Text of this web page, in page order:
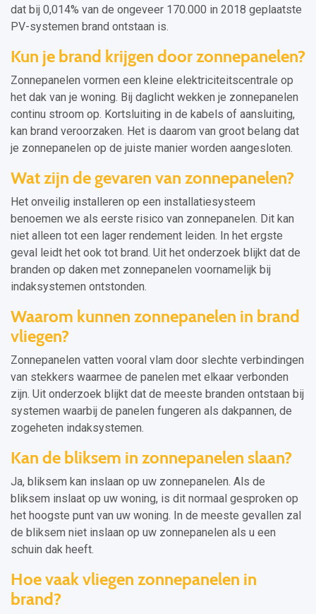
dat bij 0,014% van de ongeveer 170.000 in 2018 geplaatste
PV-systemen brand ontstaan is.
Kun je brand krijgen door zonnepanelen?
Zonnepanelen vormen een kleine elektriciteitscentrale op
het dak van je woning. Bij daglicht wekken je zonnepanelen
continu stroom op. Kortsluiting in de kabels of aansluiting,
kan brand veroorzaken. Het is daarom van groot belang dat
je zonnepanelen op de juiste manier worden aangesloten.
Wat zijn de gevaren van zonnepanelen?
Het onveilig installeren op een installatiesysteem
benoemen we als eerste risico van zonnepanelen. Dit kan
niet alleen tot een lager rendement leiden. In het ergste
geval leidt het ook tot brand. Uit het onderzoek blijkt dat de
branden op daken met zonnepanelen voornamelijk bij
indaksystemen ontstonden.
Waarom kunnen zonnepanelen in brand
vliegen?
Zonnepanelen vatten vooral vlam door slechte verbindingen
van stekkers waarmee de panelen met elkaar verbonden
zijn. Uit onderzoek blijkt dat de meeste branden ontstaan bij
systemen waarbij de panelen fungeren als dakpannen, de
zogeheten indaksystemen.
Kan de bliksem in zonnepanelen slaan?
Ja, bliksem kan inslaan op uw zonnepanelen. Als de
bliksem inslaat op uw woning, is dit normaal gesproken op
het hoogste punt van uw woning. In de meeste gevallen zal
de bliksem niet inslaan op uw zonnepanelen als u een
schuin dak heeft.
Hoe vaak vliegen zonnepanelen in
brand?